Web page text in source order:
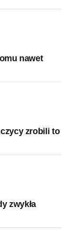
nawet
zrobili to
zwykła